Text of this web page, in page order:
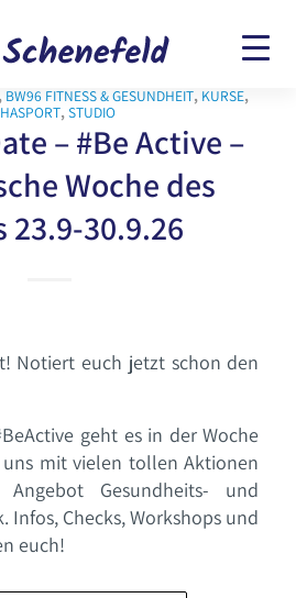
, BW96 FITNESS & GESUNDHEIT, KURSE,
,STUDIO
– #Be Active –
Woche des
23.9-30.9.26
Notiert euch jetzt schon den
geht es in der Woche
uns mit vielen tollen Aktionen
Gesundheits- und
Infos, Checks, Workshops und
euch!